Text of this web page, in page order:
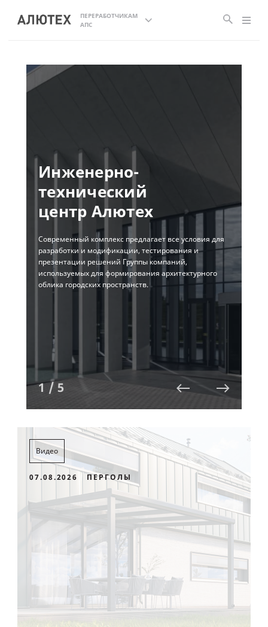
ПЕРЕРАБОТЧИКАМ
АПС
Инженерно-
технический
центр Алютех
Современный комплекс предлагает все условия для
разработки и модификации, тестирования и
презентации решений Группы компаний,
используемых для формирования архитектурного
облика городских пространств.
1 / 5
Видео
07.08.2026 ПЕРГОЛЫ